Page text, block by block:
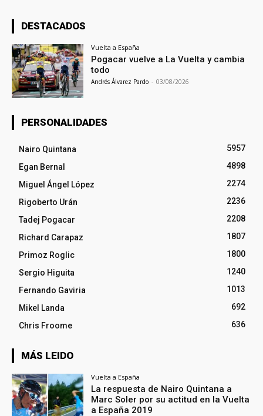
DESTACADOS
Vuelta a España
Pogacar vuelve a La Vuelta y cambia
todo
Andrés Álvarez Pardo - 03/08/2026
PERSONALIDADES
Nairo Quintana
5957
Egan Bernal
4898
Miguel Ángel López
2274
Rigoberto Urán
2236
Tadej Pogacar
2208
Richard Carapaz
1807
Primoz Roglic
1800
Sergio Higuita
1240
Fernando Gaviria
1013
Mikel Landa
692
Chris Froome
636
MÁS LEIDO
Vuelta a España
La respuesta de Nairo Quintana a
Marc Soler por su actitud en la Vuelta
a España 2019